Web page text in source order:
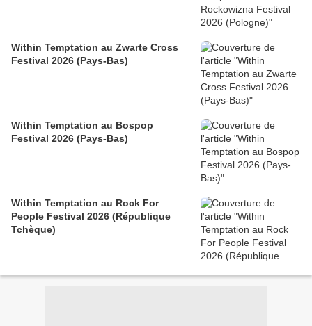
Within Temptation au Zwarte Cross
Festival 2026 (Pays-Bas)
Within Temptation au Bospop
Festival 2026 (Pays-Bas)
Within Temptation au Rock For
People Festival 2026 (République
Tchèque)